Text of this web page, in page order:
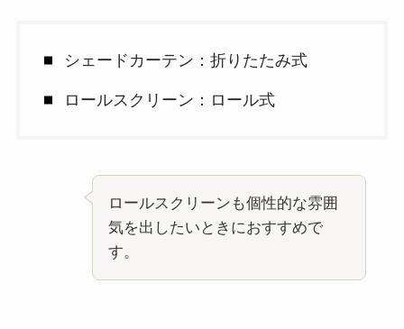
シェードカーテン：折りたたみ式
ロールスクリーン：ロール式
ロールスクリーンも個性的な雰囲
気を出したいときにおすすめで
す。